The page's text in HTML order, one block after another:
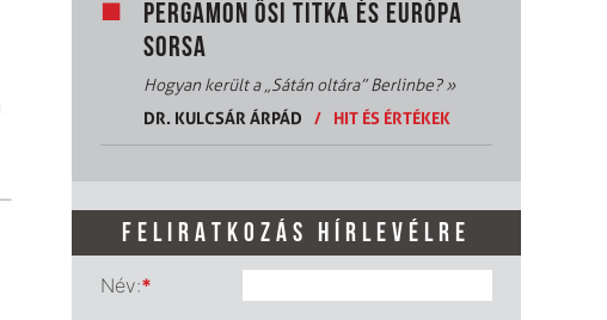
PERGAMON ŐSI TITKA ÉS EURÓPA
SORSA
Hogyan került a „Sátán oltára” Berlinbe?»
DR. KULCSÁR ÁRPÁD
/ HIT ÉS ÉRTÉKEK
FELIRATKOZÁS HÍRLEVÉLRE
Név:*